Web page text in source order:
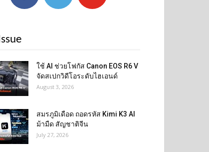
ใช้ AI ช่วยโฟกัส Canon EOS R6 V
จัดสเปกวิดีโอระดับไฮเอนด์
August 3, 2026
สมรภูมิเดือด ถอดรหัส Kimi K3 AI
ม้ามืด สัญชาติจีน
July 27, 2026